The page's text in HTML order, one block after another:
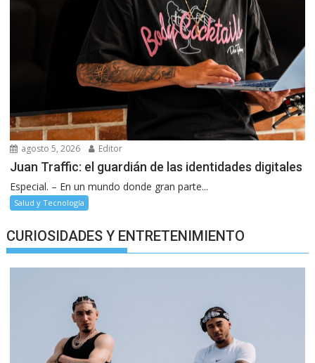
agosto 5, 2026 Editor
Juan Traffic: el guardián de las identidades digitales
Especial. – En un mundo donde gran parte...
Salud y Tecnología
CURIOSIDADES Y ENTRETENIMIENTO